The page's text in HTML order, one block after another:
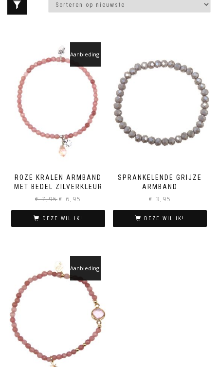
ROZE KRALEN ARMBAND
MET BEDEL ZILVERKLEUR
Aanbieding!
€7,95 Oorspronkelijke
was:
€ 7,95.
€ 6,95
is:
€ 6,95.
DEZE WIL IK!
SPRANKELENDE GRIJZE
ARMBAND
€ 3,95
DEZE WIL IK!
Aanbieding!